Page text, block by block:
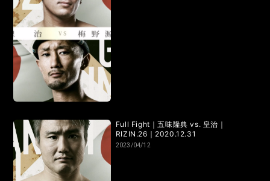
Full Fight｜五味隆典 vs. 皇治｜
RIZIN.26｜2020.12.31
2023/04/12